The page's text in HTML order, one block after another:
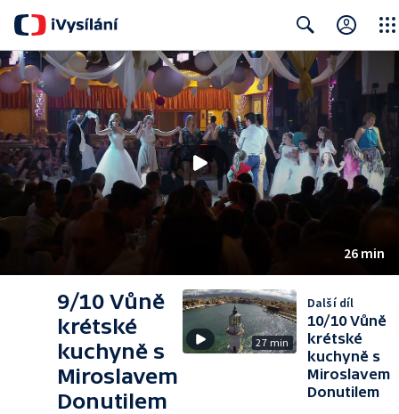
Search
26 min
9/10 Vůně
krétské
kuchyně s
Miroslavem
Donutilem
27 min
Další díl
10/10 Vůně
krétské
kuchyně s
Miroslavem
Donutilem